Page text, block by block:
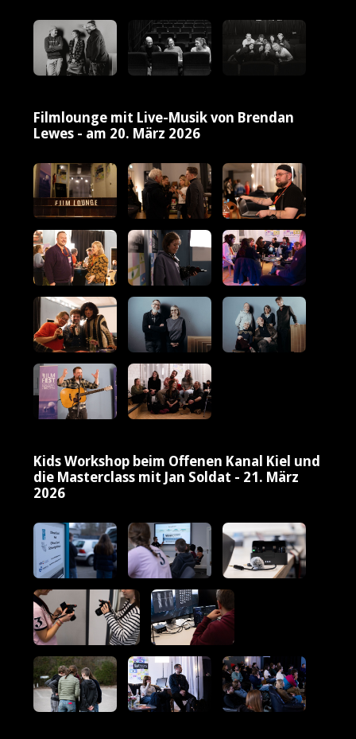
Filmlounge mit Live-Musik von Brendan
Lewes - am 20. März 2026
Kids Workshop beim Offenen Kanal Kiel und
die Masterclass mit Jan Soldat - 21. März
2026